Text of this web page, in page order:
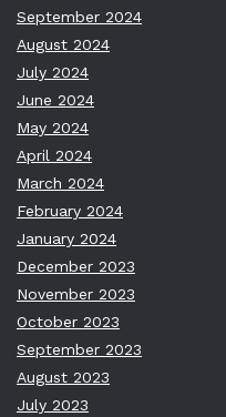
September 2024
August 2024
July 2024
June 2024
May 2024
April 2024
March 2024
February 2024
January 2024
December 2023
November 2023
October 2023
September 2023
August 2023
July 2023